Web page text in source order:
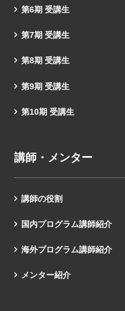
第6期 受講生
第7期 受講生
第8期 受講生
第9期 受講生
第10期 受講生
講師・メンター
講師の役割
国内プログラム講師紹介
海外プログラム講師紹介
メンター紹介